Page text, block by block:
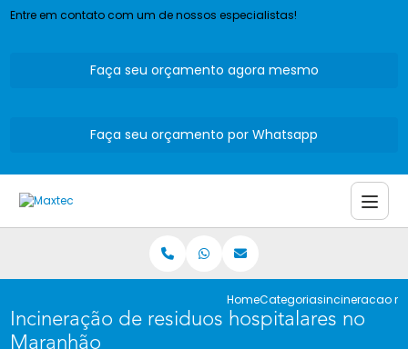
Entre em contato com um de nossos especialistas!
Faça seu orçamento agora mesmo
Faça seu orçamento por Whatsapp
HomeCategoriasincineracao
Incineração de residuos hospitalares no
Maranhão